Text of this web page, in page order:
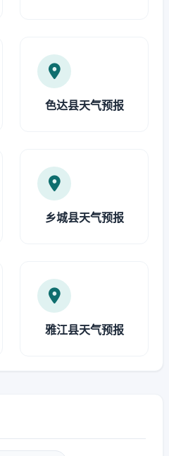
色达县天气预报
乡城县天气预报
雅江县天气预报